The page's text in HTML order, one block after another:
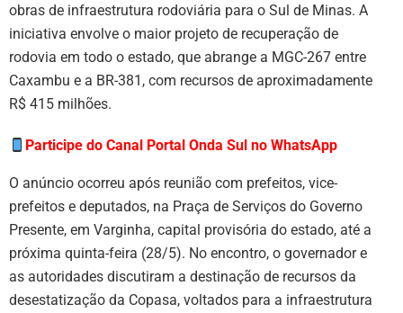
obras de infraestrutura rodoviária para o Sul de Minas. A
iniciativa envolve o maior projeto de recuperação de
rodovia em todo o estado, que abrange a MGC-267 entre
Caxambu e a BR-381, com recursos de aproximadamente
R$ 415 milhões.
Participe do Canal Portal Onda Sul no WhatsApp
O anúncio ocorreu após reunião com prefeitos, vice-
prefeitos e deputados, na Praça de Serviços do Governo
Presente, em Varginha, capital provisória do estado, até a
próxima quinta-feira (28/5). No encontro, o governador e
as autoridades discutiram a destinação de recursos da
desestatização da Copasa, voltados para a infraestrutura